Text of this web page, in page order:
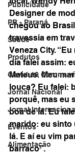
Publicidade
PR - Paraná
Saúde
Produtos
Covid-19 Corona
Jornal Nacional
Jornal
Eventos
Alimentação
Designer de
chegou ao
travessia em
Veneza City.
dia falei assim:
Mateus. Meu
louca? Eu falei:
porquê, mas eu
boa de lá. Eu
marido: eu sinto
lá. E aí eu vim
barraco”.